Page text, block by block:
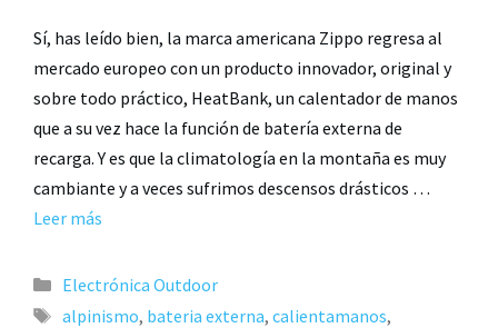
Sí, has leído bien, la marca americana Zippo regresa al
mercado europeo con un producto innovador, original y
sobre todo práctico, HeatBank, un calentador de manos
que a su vez hace la función de batería externa de
recarga. Y es que la climatología en la montaña es muy
cambiante y a veces sufrimos descensos drásticos …
Leer más
Electrónica Outdoor
alpinismo, bateria externa, calientamanos,